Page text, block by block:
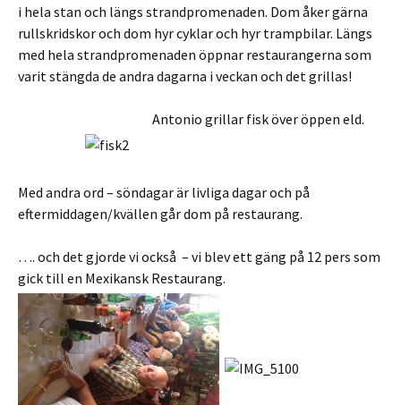
i hela stan och längs strandpromenaden. Dom åker gärna
rullskridskor och dom hyr cyklar och hyr trampbilar. Längs
med hela strandpromenaden öppnar restaurangerna som
varit stängda de andra dagarna i veckan och det grillas!
Antonio grillar fisk över öppen eld.
Med andra ord – söndagar är livliga dagar och på
eftermiddagen/kvällen går dom på restaurang.
…. och det gjorde vi också – vi blev ett gäng på 12 pers som
gick till en Mexikansk Restaurang.